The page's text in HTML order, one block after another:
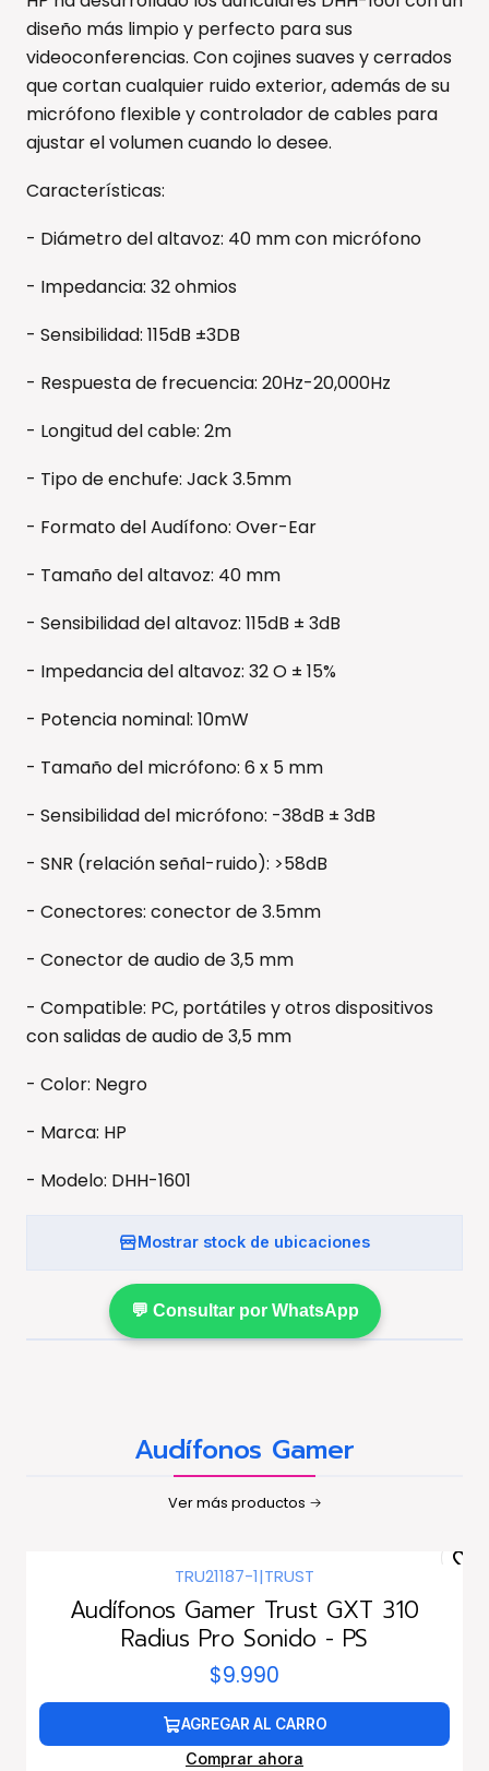
diseño más limpio y perfecto para sus
videoconferencias. Con cojines suaves y cerrados
que cortan cualquier ruido exterior, además de su
micrófono flexible y controlador de cables para
ajustar el volumen cuando lo desee.
Características:
- Diámetro del altavoz: 40 mm con micrófono
- Impedancia: 32 ohmios
- Sensibilidad: 115dB ±3DB
- Respuesta de frecuencia: 20Hz-20,000Hz
- Longitud del cable: 2m
- Tipo de enchufe: Jack 3.5mm
- Formato del Audífono: Over-Ear
- Tamaño del altavoz: 40 mm
- Sensibilidad del altavoz: 115dB ± 3dB
- Impedancia del altavoz: 32 O ± 15%
- Potencia nominal: 10mW
- Tamaño del micrófono: 6 x 5 mm
- Sensibilidad del micrófono: -38dB ± 3dB
- SNR (relación señal-ruido): >58dB
- Conectores: conector de 3.5mm
- Conector de audio de 3,5 mm
- Compatible: PC, portátiles y otros dispositivos
con salidas de audio de 3,5 mm
- Color: Negro
- Marca: HP
- Modelo: DHH-1601
Mostrar stock de ubicaciones
💬 Consultar por WhatsApp
Audífonos Gamer
Ver más productos
TRU21187-1|TRUST
Audífonos Gamer Trust GXT 310
Radius Pro Sonido - PS
$9.990
AGREGAR AL CARRO
Comprar ahora